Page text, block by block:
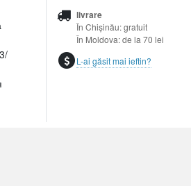
livrare
În Chișinău: gratuit
În Moldova: de la 70 lei
L-ai găsit mai ieftin?